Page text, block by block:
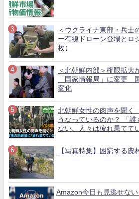
＜ウクライナ東部・兵士
ー有線ドローン登場とロ
枚）
＜北朝鮮内部＞権限拡
「国家情報局」に変更
変化
北朝鮮女性の肉声を聞く
うなっているのか？ 「
ない。人々は疲れ果てて
【写真特集】困窮する農
Amazon今日も見逃せない